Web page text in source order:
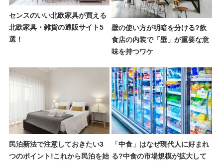
センスのいい北欧家具が買える
北欧家具・雑貨の通販サイト5
選！
壁の使い方が明暗を分ける?飲
食店の内装で「壁」が重要な意
味を持つワケ
民泊新法で注意しておきたい3
つのポイント!これから民泊を始
「中食」はなぜ現代人に好まれ
る?中食の市場規模が拡大して